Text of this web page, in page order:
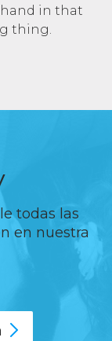
in that
thing.
todas las
en nuestra